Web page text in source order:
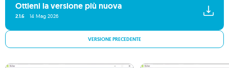
Ottieni la versione più nuova
2.1.6 14 Mag 2026
VERSIONE PRECEDENTE